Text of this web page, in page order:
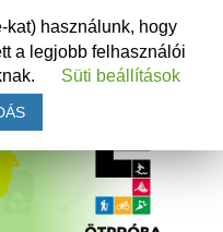
kat) használunk, hogy
a legjobb felhasználói
Süti beállítások